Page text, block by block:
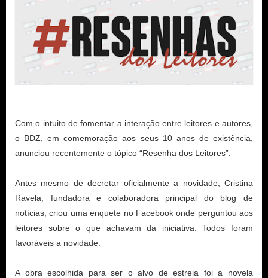
Com o intuito de fomentar a interação entre leitores e autores,
o BDZ, em comemoração aos seus 10 anos de existência,
anunciou recentemente o tópico “Resenha dos Leitores”.
Antes mesmo de decretar oficialmente a novidade, Cristina
Ravela, fundadora e colaboradora principal do blog de
notícias, criou uma enquete no Facebook onde perguntou aos
leitores sobre o que achavam da iniciativa. Todos foram
favoráveis a novidade.
A obra escolhida para ser o alvo de estreia foi a novela